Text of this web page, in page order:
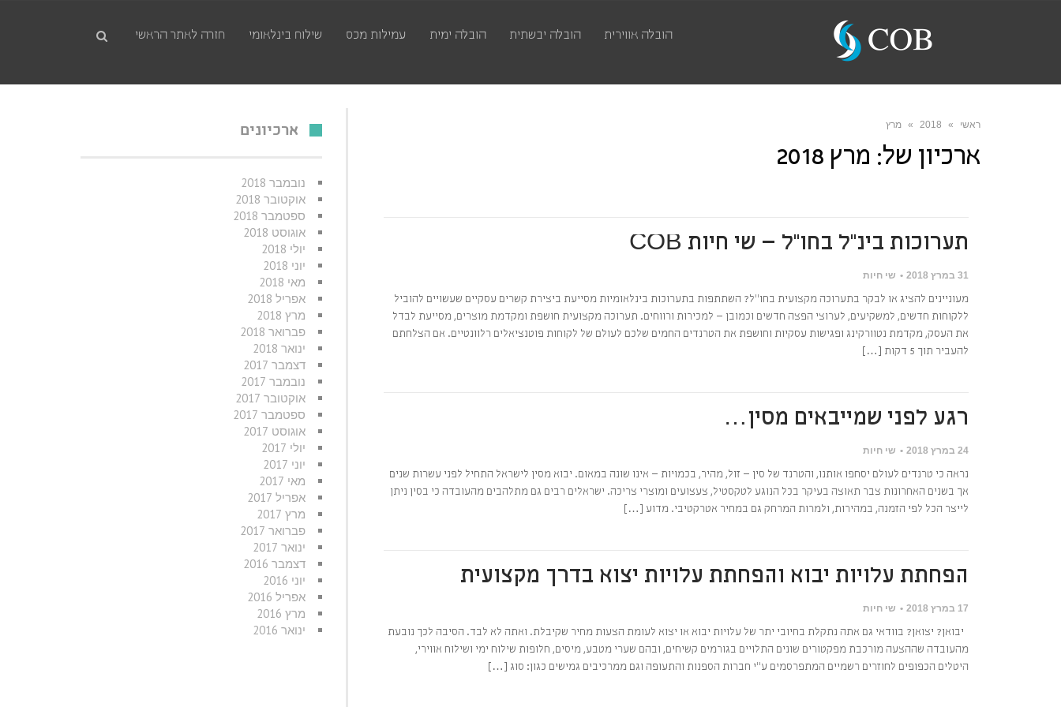
הובלה אווירית הובלה יבשתית הובלה ימית עמילות מכס שילוח בינלאומי חזרה לאתר הראשי
ראשי »
2018
» מרץ
ארכיון של: מרץ 2018
תערוכות בינ"ל בחו"ל – שי חיות COB
31 במרץ 2018 שי חיות
מעוניינים להציג או לבקר בתערוכה מקצועית בחו"ל? השתתפות בתערוכות בינלאומיות מסייעת ביצירת קשרים עסקיים שעשויים להוביל
ללקוחות חדשים, למשקיעים, לערוצי הפצה חדשים וכמובן – למכירות ורווחים. תערוכה מקצועית חושפת ומקדמת מוצרים, מסייעת לבדל
את העסק, מקדמת נטוורקינג ופגישות עסקיות וחושפת את הטרנדים החמים שלכם לעולם של לקוחות פוטנציאלים רלוונטיים. אם הצלחתם
להעביר תוך 5 דקות […]
רגע לפני שמייבאים מסין…
24 במרץ 2018 שי חיות
נראה כי טרנדים לעולם יסחפו אותנו, והטרנד של סין – זול, מהיר, בכמויות – אינו שונה במאום. יבוא מסין לישראל התחיל לפני עשרות שנים
אך בשנים האחרונות צבר תאוצה בעיקר בכל הנוגע לטקסטיל, צעצועים ומוצרי צריכה. ישראלים רבים גם מתלהבים מהעובדה כי בסין ניתן
לייצר הכל לפי הזמנה, במהירות, ולמרות המרחק גם במחיר אטרקטיבי. מדוע […]
הפחתת עלויות יבוא והפחתת עלויות יצוא בדרך מקצועית
17 במרץ 2018 שי חיות
יבואן? יצואן? בוודאי גם אתה נתקלת בחיובי יתר של עלויות יבוא או יצוא לעומת הצעות מחיר שקיבלת. ואתה לא לבד. הסיבה לכך נובעת
מהעובדה שההצעה מורכבת מפקטורים שונים התלויים בגורמים קשיחים, ובהם שערי מטבע, מיסים, חלופות שילוח ימי ושילוח אווירי,
היטלים הכפופים לחוזרים רשמיים המתפרסמים ע"י חברות הספנות והתעופה וגם ממרכיבים גמישים כגון: סוג […]
ארכיונים
נובמבר 2018
אוקטובר 2018
ספטמבר 2018
אוגוסט 2018
יולי 2018
יוני 2018
מאי 2018
אפריל 2018
מרץ 2018
פברואר 2018
ינואר 2018
דצמבר 2017
נובמבר 2017
אוקטובר 2017
ספטמבר 2017
אוגוסט 2017
יולי 2017
יוני 2017
מאי 2017
אפריל 2017
מרץ 2017
פברואר 2017
ינואר 2017
דצמבר 2016
יוני 2016
אפריל 2016
מרץ 2016
ינואר 2016